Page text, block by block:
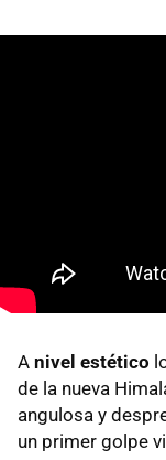
A nivel estético
de la nueva
angulosa y
un primer golpe